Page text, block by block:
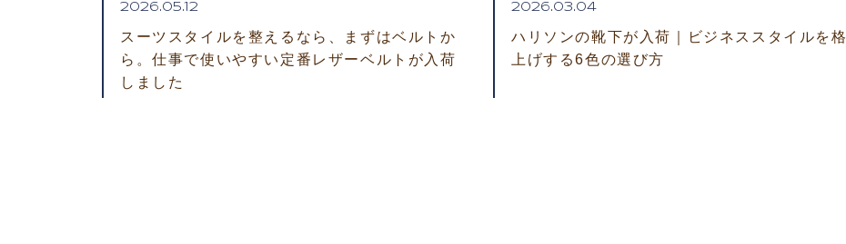
2026.05.12
スーツスタイルを整えるなら、まずはベルトか
ら。仕事で使いやすい定番レザーベルトが入荷
しました
2026.03.04
ハリソンの靴下が入荷｜ビジネススタイルを格
上げする6色の選び方